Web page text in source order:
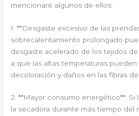
mencionaré algunos de ellos:
1. **Desgaste excesivo de las
sobrecalentamiento prolongado
desgaste acelerado de los tejidos
a que las altas temperaturas
decoloración y daños en las fibras de
2. **Mayor consumo energético**: Si
la secadora durante más tiempo del